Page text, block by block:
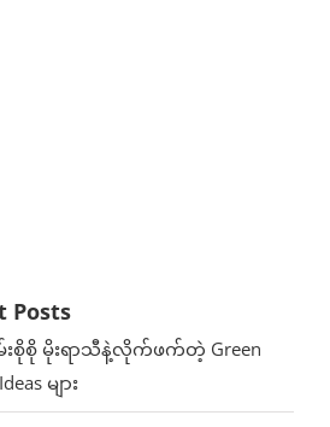
Posts
းစိုစို မိုးရာသီနဲ့လိုက်ဖက်တဲ့ Green
များ